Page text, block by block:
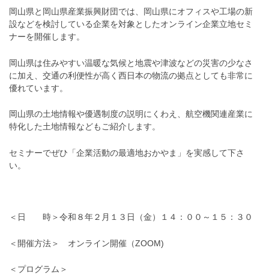
岡山県と岡山県産業振興財団では、岡山県にオフィスや工場の新
設などを検討している企業を対象としたオンライン企業立地セミ
ナーを開催します。
岡山県は住みやすい温暖な気候と地震や津波などの災害の少なさ
に加え、交通の利便性が高く西日本の物流の拠点としても非常に
優れています。
岡山県の土地情報や優遇制度の説明にくわえ、航空機関連産業に
特化した土地情報などもご紹介します。
セミナーでぜひ「企業活動の最適地おかやま」を実感して下さ
い。
＜日 時＞令和８年２月１３日（金）１４：００～１５：３０
＜開催方法＞ オンライン開催（ZOOM)
＜プログラム＞